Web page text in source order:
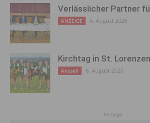
Verlässlicher Partner
ANZEIGE 6. August 2026
Kirchtag in St. Lorenzen
Aktuell 6. August 2026
Anzeige